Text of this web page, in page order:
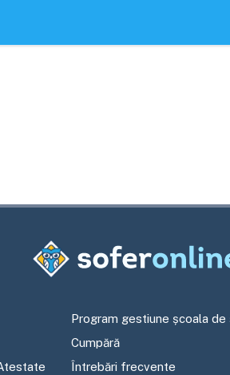
Program gestiune școala de
Cumpără
Întrebări frecvente